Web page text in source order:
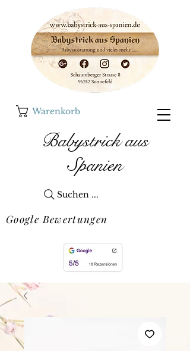
Warenkorb
Babystrick aus
Spanien
Suchen ...
Google Bewertungen